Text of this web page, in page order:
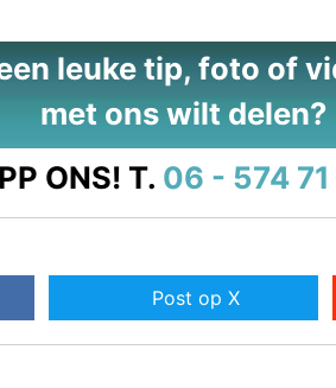
leuke tip, foto of
met ons wilt delen?
ONS! T. 06 - 574 71
Post op X